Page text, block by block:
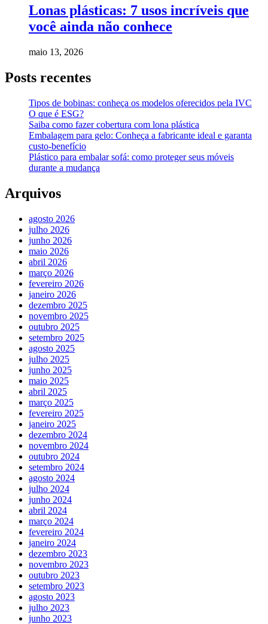
Lonas plásticas: 7 usos incríveis que
você ainda não conhece
maio 13, 2026
Posts recentes
Tipos de bobinas: conheça os modelos oferecidos pela IVC
O que é ESG?
Saiba como fazer cobertura com lona plástica
Embalagem para gelo: Conheça a fabricante ideal e garanta
custo-benefício
Plástico para embalar sofá: como proteger seus móveis
durante a mudança
Arquivos
agosto 2026
julho 2026
junho 2026
maio 2026
abril 2026
março 2026
fevereiro 2026
janeiro 2026
dezembro 2025
novembro 2025
outubro 2025
setembro 2025
agosto 2025
julho 2025
junho 2025
maio 2025
abril 2025
março 2025
fevereiro 2025
janeiro 2025
dezembro 2024
novembro 2024
outubro 2024
setembro 2024
agosto 2024
julho 2024
junho 2024
abril 2024
março 2024
fevereiro 2024
janeiro 2024
dezembro 2023
novembro 2023
outubro 2023
setembro 2023
agosto 2023
julho 2023
junho 2023